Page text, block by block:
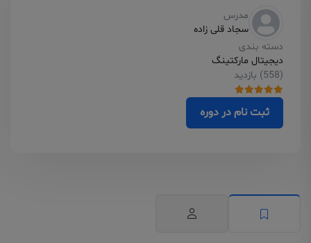
مدرس
سجاد قلی زاده
دسته بندی
دیجیتال مارکتینگ
(558) بازدید
ثبت نام در دوره